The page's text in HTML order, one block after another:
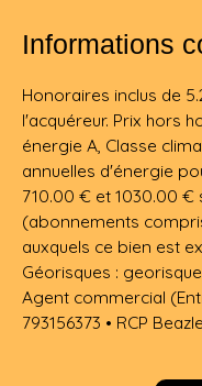
Informations
Honoraires inclus de
l'acquéreur. Prix hors
énergie A, Classe
annuelles d'énergie
710.00 € et 1030.00 €
(abonnements
auxquels ce bien est
Géorisques :
Agent commercial
793156373 • RCP